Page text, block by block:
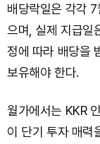
배당락일은 각각
으며, 실제 지급
정에 따라 배당을
보유해야 한다.
월가에서는 KKR
이 단기 투자 매력